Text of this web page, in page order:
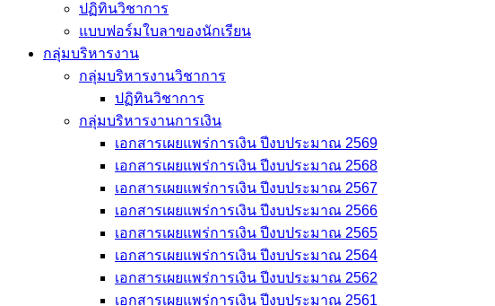
ปฏิทินวิชาการ
แบบฟอร์มใบลาของนักเรียน
กลุ่มบริหารงาน
กลุ่มบริหารงานวิชาการ
ปฏิทินวิชาการ
กลุ่มบริหารงานการเงิน
เอกสารเผยแพร่การเงิน ปีงบประมาณ 2569
เอกสารเผยแพร่การเงิน ปีงบประมาณ 2568
เอกสารเผยแพร่การเงิน ปีงบประมาณ 2567
เอกสารเผยแพร่การเงิน ปีงบประมาณ 2566
เอกสารเผยแพร่การเงิน ปีงบประมาณ 2565
เอกสารเผยแพร่การเงิน ปีงบประมาณ 2564
เอกสารเผยแพร่การเงิน ปีงบประมาณ 2562
เอกสารเผยแพร่การเงิน ปีงบประมาณ 2561